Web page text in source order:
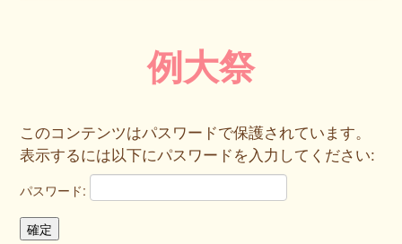
例大祭
このコンテンツはパスワードで保護されています。
表示するには以下にパスワードを入力してください:
パスワード: